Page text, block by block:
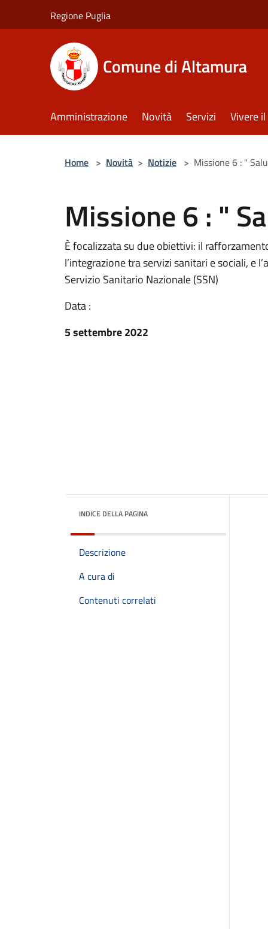
Regione Puglia
Comune di Altamura
Amministrazione Novità Servizi Vivere
Home > Novità > Notizie > Missione 6 : "
Missione 6 : "
È focalizzata su due obiettivi: il
l’integrazione tra servizi sanitari e sociali, e
Servizio Sanitario Nazionale (SSN)
Data :
5 settembre 2022
INDICE DELLA PAGINA
Descrizione
A cura di
Contenuti correlati